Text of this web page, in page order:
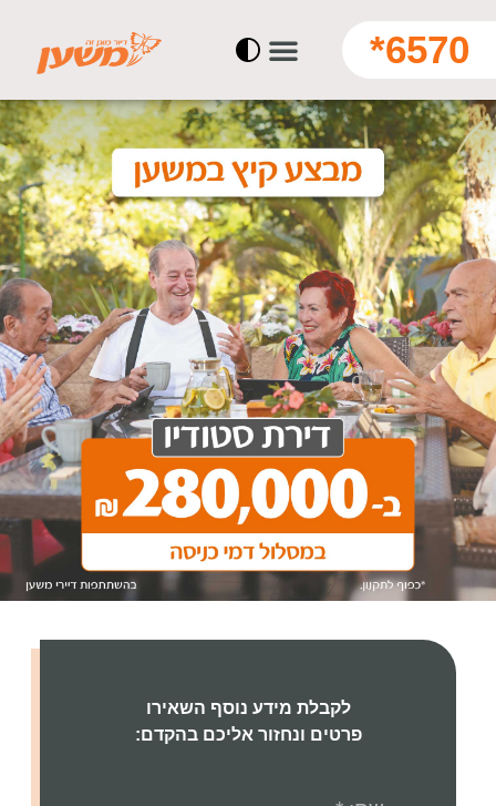
6570*
דיור מוגן, זה משען
לקבלת מידע נוסף השאירו
פרטים ונחזור אליכם בהקדם: